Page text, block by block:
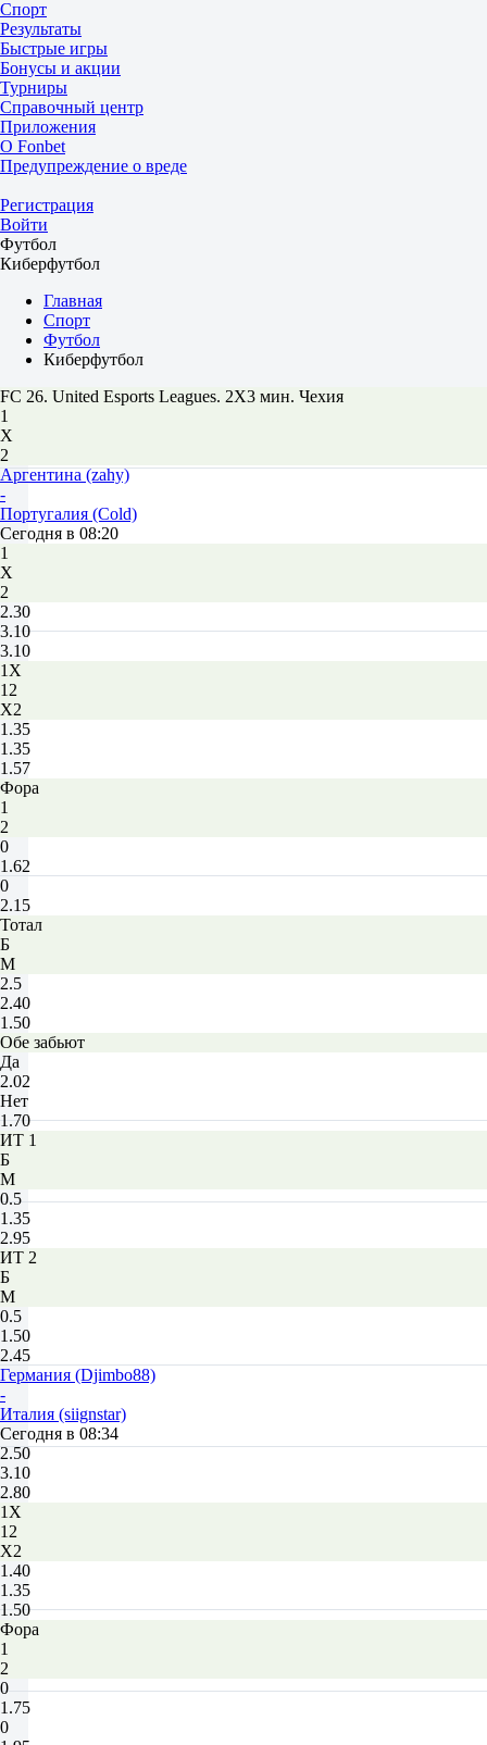
Спорт
Результаты
Быстрые игры
Бонусы и акции
Турниры
Справочный центр
Приложения
О Fonbet
Предупреждение о вреде
Регистрация
Войти
Футбол
Киберфутбол
Главная
Спорт
Футбол
Киберфутбол
FC 26. United Esports Leagues. 2X3 мин. Чехия
1
Х
2
Аргентина (zahy)
-
Португалия (Cold)
Сегодня в 08:20
1
Х
2
2.30
3.10
3.10
1X
12
X2
1.35
1.35
1.57
Фора
1
2
0
1.62
0
2.15
Тотал
Б
М
2.5
2.40
1.50
Обе забьют
Да
2.02
Нет
1.70
ИТ 1
Б
М
0.5
1.35
2.95
ИТ 2
Б
М
0.5
1.50
2.45
Германия (Djimbo88)
-
Италия (siignstar)
Сегодня в 08:34
2.50
3.10
2.80
1X
12
X2
1.40
1.35
1.50
Фора
1
2
0
1.75
0